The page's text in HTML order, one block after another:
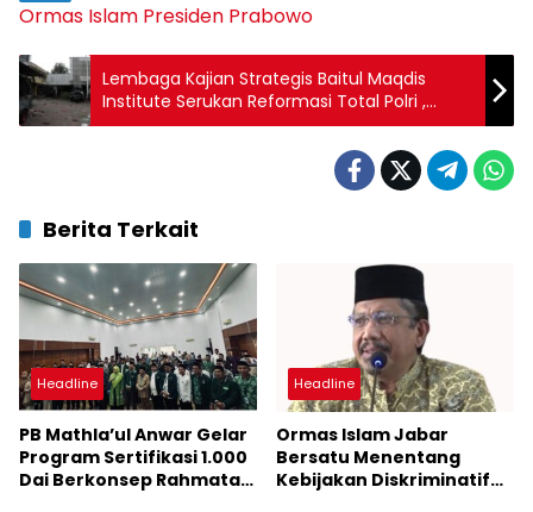
Ormas Islam Presiden Prabowo
Lembaga Kajian Strategis Baitul Maqdis
Institute Serukan Reformasi Total Polri ,
Pembatalan Tunjangan DPR hingga
Pengesahan RUU Perampasan Aset
Berita Terkait
Headline
PB Mathla’ul Anwar Gelar
Program Sertifikasi 1.000
Dai Berkonsep Rahmatan
Headline
Ormas Islam Jabar
Bersatu Menentang
Kebijakan Diskriminatif